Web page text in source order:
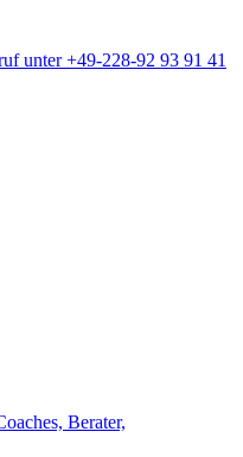
unter +49-228-92 93 91 41